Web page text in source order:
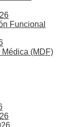
Funcional
Médica (MDF)